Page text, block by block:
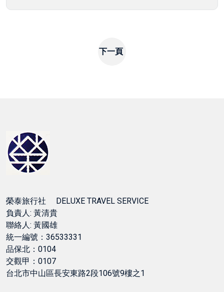
下一頁
榮泰旅行社 DELUXE TRAVEL SERVICE
負責人: 黃清貴
聯絡人: 黃國雄
統一編號：36533331
品保北：0104
交觀甲：0107
台北市中山區長安東路2段106號9樓之1